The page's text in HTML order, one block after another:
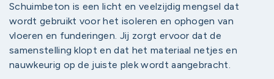
Schuimbeton is een licht en veelzijdig mengsel dat
wordt gebruikt voor het isoleren en ophogen van
vloeren en funderingen. Jij zorgt ervoor dat de
samenstelling klopt en dat het materiaal netjes en
nauwkeurig op de juiste plek wordt aangebracht.